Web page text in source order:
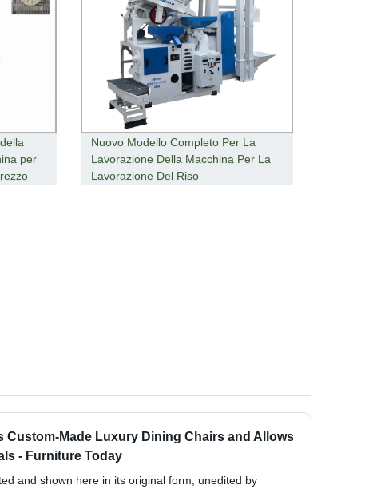
per
Nuovo Modello Completo Per La
Lavorazione Della Macchina Per La
Lavorazione Del Riso
Custom-Made Luxury Dining Chairs and Allows
- Furniture Today
and shown here in its original form, unedited by